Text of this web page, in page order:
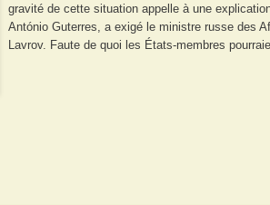
gravité de cette situation appelle à une
António Guterres, a exigé le ministre russe des
Lavrov. Faute de quoi les États-membres